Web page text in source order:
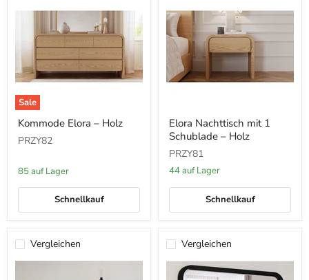
Sale
Elora
–
Holz
Kommode Elora – Holz
PRZY82
85 auf Lager
Schnellkauf
Nachttisch
mit
1
Schublade
–
Elora Nachttisch mit 1
Schublade – Holz
PRZY81
44 auf Lager
Schnellkauf
Vergleichen Vergleichen